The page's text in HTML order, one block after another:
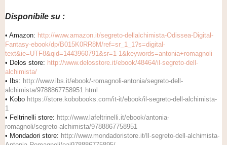
Disponibile su :
• Amazon: http://www.amazon.it/segreto-dellalchimista-Odissea-Digital-
Fantasy-ebook/dp/B015K0RR8M/ref=sr_1_1?s=digital-
text&ie=UTF8&qid=1443960791&sr=1-1&keywords=antonia+romagnoli
• Delos store: http://www.delosstore.it/ebook/48464/il-segreto-dell-
alchimista/
• Ibs: http://www.ibs.it/ebook/-romagnoli-antonia/segreto-dell-
alchimista/9788867758951.html
• Kobo https://store.kobobooks.com/it-it/ebook/il-segreto-dell-alchimista-
1
• Feltrinelli store: http://www.lafeltrinelli.it/ebook/antonia-
romagnoli/segreto-alchimista/9788867758951
• Mondadori store: http://www.mondadoristore.it/Il-segreto-dell-alchimista-